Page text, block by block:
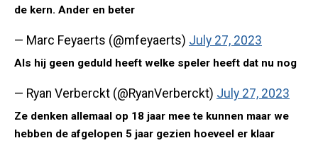
de kern. Ander en beter
— Marc Feyaerts (@mfeyaerts) July 27, 2023
Als hij geen geduld heeft welke speler heeft dat nu nog
— Ryan Verberckt (@RyanVerberckt) July 27, 2023
Ze denken allemaal op 18 jaar mee te kunnen maar we
hebben de afgelopen 5 jaar gezien hoeveel er klaar